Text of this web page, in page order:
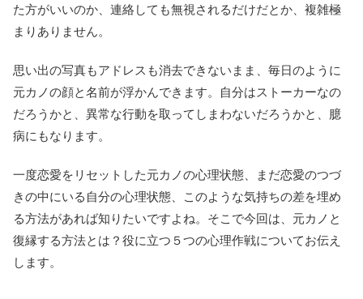
た方がいいのか、連絡しても無視されるだけだとか、複雑極
まりありません。
思い出の写真もアドレスも消去できないまま、毎日のように
元カノの顔と名前が浮かんできます。自分はストーカーなの
だろうかと、異常な行動を取ってしまわないだろうかと、臆
病にもなります。
一度恋愛をリセットした元カノの心理状態、まだ恋愛のつづ
きの中にいる自分の心理状態、このような気持ちの差を埋め
る方法があれば知りたいですよね。そこで今回は、元カノと
復縁する方法とは？役に立つ５つの心理作戦についてお伝え
します。